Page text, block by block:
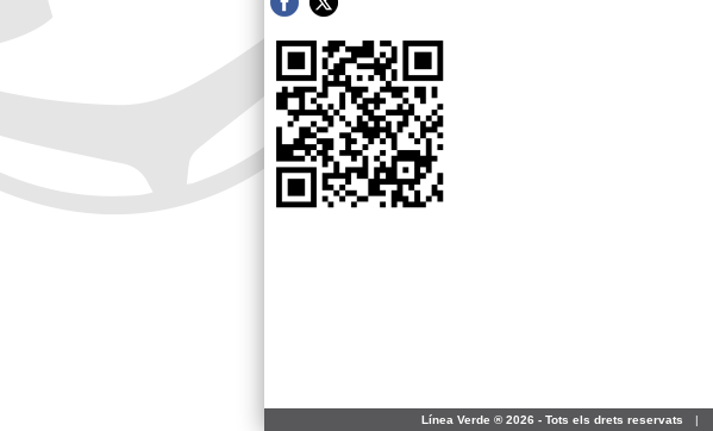
Línea Verde ® 2026 - Tots els drets reservats |